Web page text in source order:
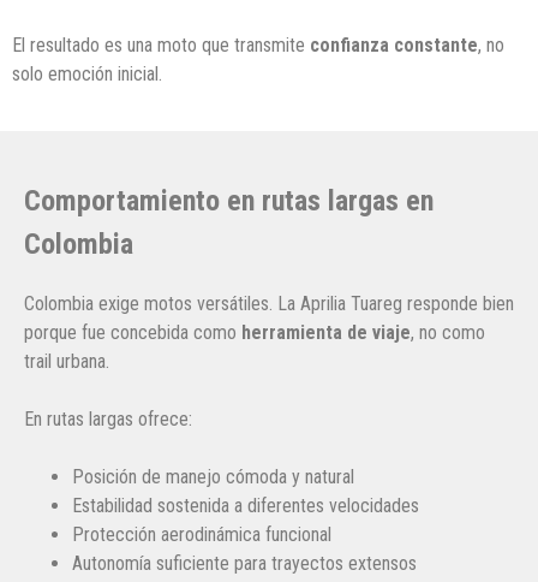
El resultado es una moto que transmite confianza constante, no
solo emoción inicial.
Comportamiento en rutas largas en
Colombia
Colombia exige motos versátiles. La Aprilia Tuareg responde bien
porque fue concebida como herramienta de viaje, no como
trail urbana.
En rutas largas ofrece:
Posición de manejo cómoda y natural
Estabilidad sostenida a diferentes velocidades
Protección aerodinámica funcional
Autonomía suficiente para trayectos extensos